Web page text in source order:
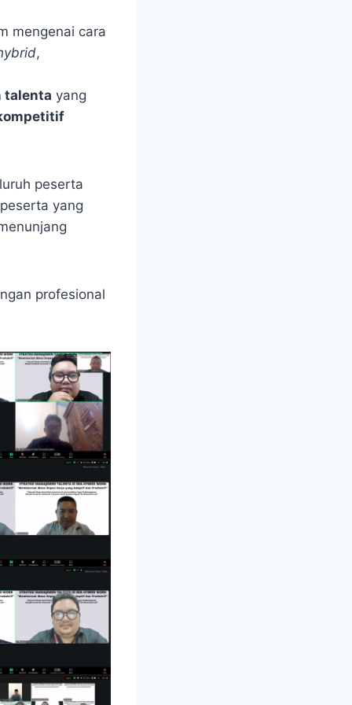
mengenai cara
,
talenta yang
peserta
yang
profesional